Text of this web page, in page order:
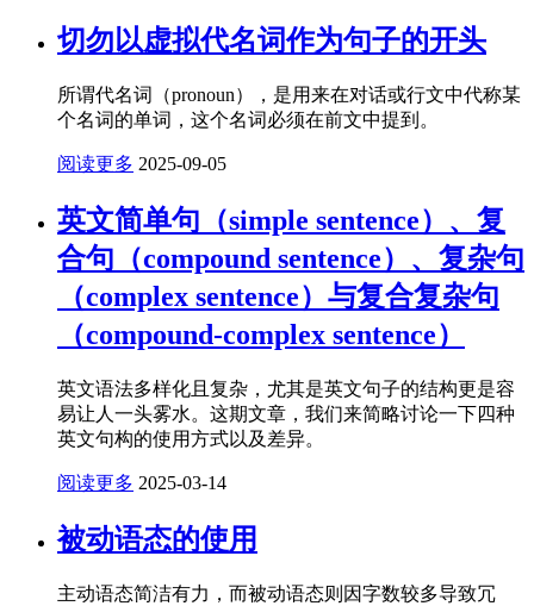
切勿以虚拟代名词作为句子的开头
所谓代名词（pronoun），是用来在对话或行文中代称某
个名词的单词，这个名词必须在前文中提到。
阅读更多 2025-09-05
英文简单句（simple sentence）、复
合句（compound sentence）、复杂句
（complex sentence）与复合复杂句
（compound-complex sentence）
英文语法多样化且复杂，尤其是英文句子的结构更是容
易让人一头雾水。这期文章，我们来简略讨论一下四种
英文句构的使用方式以及差异。
阅读更多 2025-03-14
被动语态的使用
主动语态简洁有力，而被动语态则因字数较多导致冗